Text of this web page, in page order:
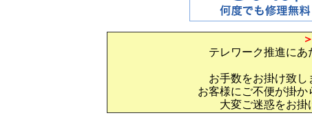
テレワーク推進に
お手数をお掛け致し
お客様にご不便が掛か
大変ご迷惑をお掛